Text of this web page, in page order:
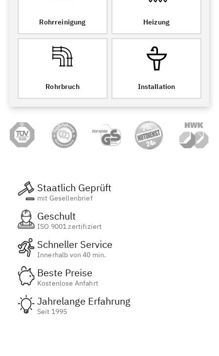
Rohrreinigung Heizung
Rohrbruch Installation
Staatlich Geprüft
mit Gesellenbrief
Geschult
ISO 9001 zertifiziert
Schneller Service
Innerhalb von 40 min.
Beste Preise
Kostenlose Anfahrt
Jahrelange Erfahrung
Seit 1995